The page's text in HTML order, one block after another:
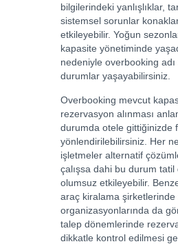
bilgilerindeki yanlışlıklar,
sistemsel sorunlar
etkileyebilir. Yoğun
kapasite yönetiminde
nedeniyle overbooking adı
durumlar yaşayabilirsiniz.
Overbooking mevcut
rezervasyon alınması
durumda otele gittiğinizde
yönlendirilebilirsiniz. Her
işletmeler alternatif
çalışsa dahi bu durum tatil
olumsuz etkileyebilir.
araç kiralama şirketlerinde
organizasyonlarında da
talep dönemlerinde
dikkatle kontrol edilmesi